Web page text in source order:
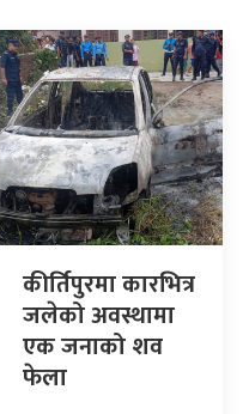
कीर्तिपुरमा कारभित्र
जलेको अवस्थामा
एक जनाको शव
फेला